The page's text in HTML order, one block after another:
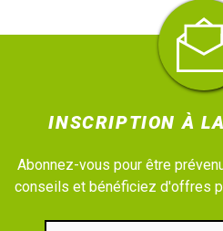
INSCRIPTION À
Abonnez-vous pour être
conseils et bénéficiez d'offres